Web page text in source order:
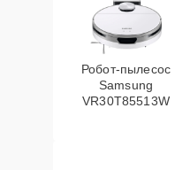
Робот-пылесос
Samsung
VR30T85513W